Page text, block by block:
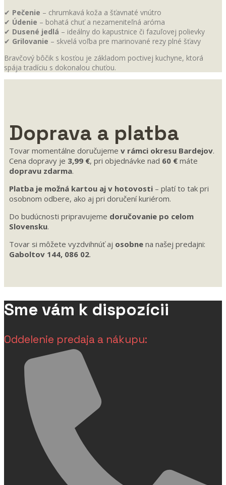
✔ Pečenie – chrumkavá koža a šťavnaté vnútro
✔ Údenie – bohatá chuť a nezameniteľná aróma
✔ Dusené jedlá – ideálny do kapustnice či fazuľovej polievky
✔ Grilovanie – skvelá voľba pre marinované rezy plné šťavy
Bravčový bôčik s kosťou je základom poctivej kuchyne, ktorá
spája tradíciu s dokonalou chuťou.
Doprava a platba
Tovar momentálne doručujeme v rámci okresu Bardejov.
Cena dopravy je 3,99 €, pri objednávke nad 60 € máte
dopravu zdarma.
Platba je možná kartou aj v hotovosti – platí to tak pri
osobnom odbere, ako aj pri doručení kuriérom.
Do budúcnosti pripravujeme doručovanie po celom
Slovensku.
Tovar si môžete vyzdvihnúť aj osobne na našej predajni:
Gaboltov 144, 086 02.
Sme vám k dispozícii
Oddelenie predaja a nákupu: